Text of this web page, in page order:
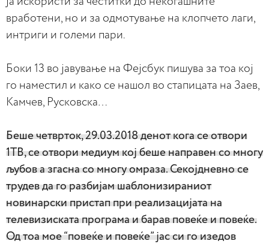
вработени, но и за одмотување на клопчето лаги,
интриги и големи пари.
Боки 13 во јавување на Фејсбук пишува за тоа кој
го наместил и како се нашол во стапицата на Заев,
Камчев, Русковска…
Беше четврток, 29.03.2018 денот кога се отвори
1ТВ, се отвори медиум кој беше направен со многу
љубов а згасна со многу омраза. Секојдневно се
трудев да го разбијам шаблонизираниот
новинарски пристап при реализацијата на
телевизиската програма и барав повеќе и повеќе.
Од тоа мое “повеќе и повеќе” јас си го изедов